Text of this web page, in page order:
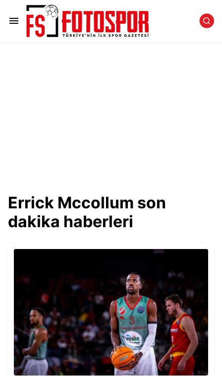
Errick Mccollum son
dakika haberleri